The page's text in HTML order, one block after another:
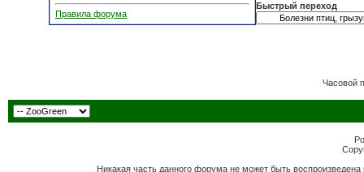
Правила форума
Быстрый переход
Часовой
Никакая часть данного форума не может быть